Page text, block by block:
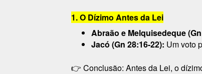
1. O Dízimo Antes da Lei
Abraão e Melquisedeque
Jacó (Gn 28:16-22): Um voto
👉 Conclusão: Antes da Lei, o